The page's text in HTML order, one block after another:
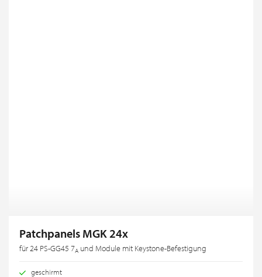
Patchpanels MGK 24x
für 24 PS-GG45 7A und Module mit Keystone-Befestigung
geschirmt